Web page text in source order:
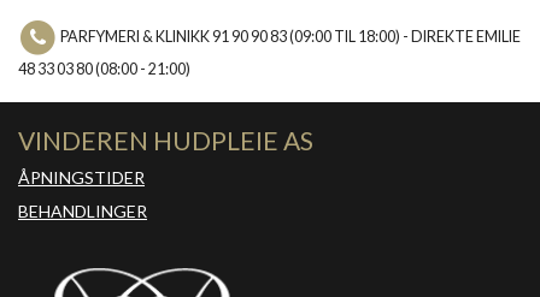
PARFYMERI & KLINIKK 91 90 90 83 (09:00 TIL 18:00) - DIREKTE EMILIE
48 33 03 80 (08:00 - 21:00)
VINDEREN HUDPLEIE AS
ÅPNINGSTIDER
BEHANDLINGER